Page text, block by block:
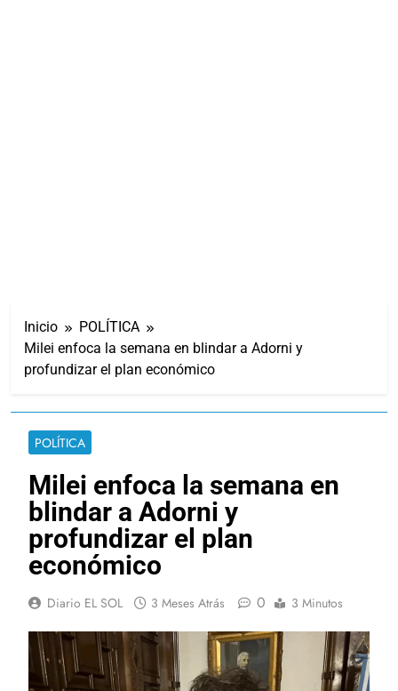
Inicio
POLÍTICA
Milei enfoca la semana en blindar a Adorni y
profundizar el plan económico
POLÍTICA
Milei enfoca la semana en
blindar a Adorni y
profundizar el plan
económico
Diario EL SOL 3 Meses Atrás 0 3 Minutos